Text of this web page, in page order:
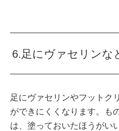
6.足にヴァセリンな
足にヴァセリンやフットク
ができにくくなります。も
は、塗っておいたほうがい